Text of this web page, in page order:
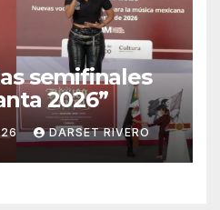
semifinales
2026”
DARSET RIVERO